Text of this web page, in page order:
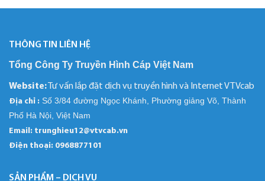
THÔNG TIN LIÊN HỆ
Tổng Công Ty Truyền Hình Cáp Việt Nam
Website: Tư vấn lắp đặt dịch vụ truyền hình và Internet VTVcab
Địa chỉ : Số 3/84 đường Ngọc Khánh, Phường giảng Võ, Thành
Phố Hà Nội, Việt Nam
Email: trunghieu12@vtvcab.vn
Điện thoại: 0968877101
SẢN PHẨM – DỊCH VỤ